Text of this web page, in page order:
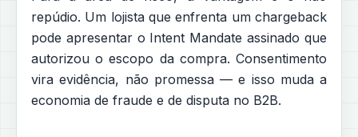
repúdio. Um lojista que enfrenta um chargeback
pode apresentar o Intent Mandate assinado que
autorizou o escopo da compra. Consentimento
vira evidência, não promessa — e isso muda a
economia de fraude e de disputa no B2B.